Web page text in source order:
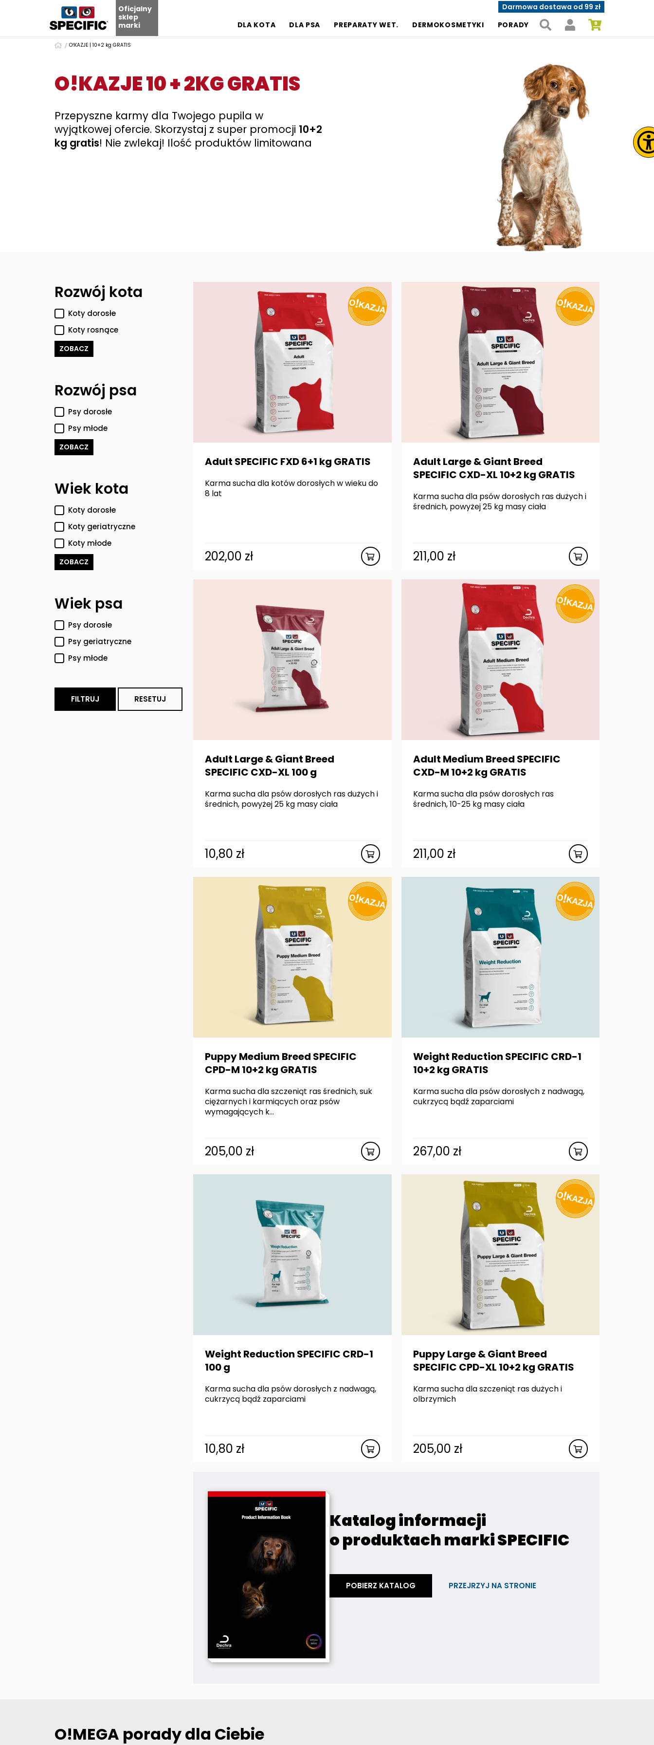
Oficjalny
sklep
marki
Darmowa dostawa od 99 zł
DLA KOTA
DLA PSA PREPARATY WET. DERMOKOSMETYKI PORADY
O!KAZJE | 10+2 kg GRATIS
O!KAZJE 10 + 2KG GRATIS
Przepyszne karmy dla Twojego pupila w
wyjątkowej ofercie. Skorzystaj z super promocji 10+2
kg gratis! Nie zwlekaj! Ilość produktów limitowana
Filtry
Rozwój kota
Koty dorosłe
Koty rosnące
ZOBACZ
Rozwój psa
Psy dorosłe
Psy młode
ZOBACZ
Wiek kota
Koty dorosłe
Koty geriatryczne
Koty młode
ZOBACZ
Wiek psa
Psy dorosłe
Psy geriatryczne
Psy młode
FILTRUJ RESETUJ
Adult SPECIFIC FXD 6+1 kg GRATIS
Karma sucha dla kotów dorosłych w wieku do
8 lat
202,00 zł
Adult Large & Giant Breed
SPECIFIC CXD-XL 10+2 kg GRATIS
Karma sucha dla psów dorosłych ras dużych i
średnich, powyżej 25 kg masy ciała
211,00 zł
Adult Large & Giant Breed
SPECIFIC CXD-XL 100 g
Karma sucha dla psów dorosłych ras dużych i
średnich, powyżej 25 kg masy ciała
10,80 zł
Adult Medium Breed SPECIFIC
CXD-M 10+2 kg GRATIS
Karma sucha dla psów dorosłych ras
średnich, 10-25 kg masy ciała
211,00 zł
Puppy Medium Breed SPECIFIC
CPD-M 10+2 kg GRATIS
Karma sucha dla szczeniąt ras średnich, suk
ciężarnych i karmiących oraz psów
wymagających k...
205,00 zł
Weight Reduction SPECIFIC CRD-1
10+2 kg GRATIS
Karma sucha dla psów dorosłych z nadwagą,
cukrzycą bądź zaparciami
267,00 zł
Weight Reduction SPECIFIC CRD-1
100 g
Karma sucha dla psów dorosłych z nadwagą,
cukrzycą bądź zaparciami
10,80 zł
Puppy Large & Giant Breed
SPECIFIC CPD-XL 10+2 kg GRATIS
Karma sucha dla szczeniąt ras dużych i
olbrzymich
205,00 zł
Katalog informacji
o produktach marki SPECIFIC
POBIERZ KATALOG PRZEJRZYJ NA STRONIE
O!MEGA porady dla Ciebie